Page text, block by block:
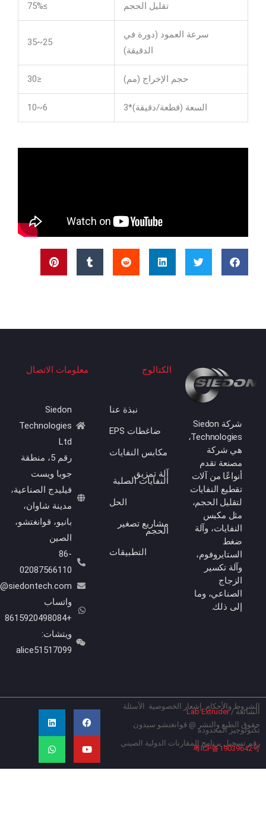
تقليل الحجم
سرعة العمود (دورة في
الدقيقة)
حجم الإخراج (مم)
السعة (قطعة/دقيقة)*3
معلومات الاتصال
Siedon
Technologies
رقم 5، منطقة
جوبا ويست
فيليدج الصناعية،
مدينة شاوان،
بانيو، قوانغتشو،
الصين
02087566110
Info@siedontech.com
واتساب
ويتشات:
alice51517099
الكتالوج
نبذة عنا
ضاغطات EPS
مكابس النفايات
آلة تمزيق
النفايات الصلبة
الحل
مشاريع تصغير
الحجم
التطبيقات
شركة Siedon
Technologies،
هي شركة
مصنعة تقدم
أنواعًا من آلات
تقطيع النفايات
لتقليل الحجم،
مثل مكبس
النفايات، وآلة
ضغط
الستايروفوم،
وآلة تكسير
الزجاج
الصناعي، وما
إلى ذلك.
والأحكام إشعار الخصوصية الأسئلة
/
Lab Extruder
الطبع والنشر @ قوانغتشو سيدون
المحدودة
تسجيل برنامج المقارنات الدولية الصيني
粤ICP备